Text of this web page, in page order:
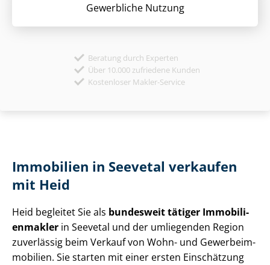
Gewerbliche Nutzung
Beratung durch Experten
Über 10.000 zufriedene Kunden
Kostenloser Makler-Service
Immobilien in Seevetal verkaufen
mit Heid
Heid begleitet Sie als bundesweit tätiger Im­mo­bi­li­
en­mak­ler in Seevetal und der umliegenden Region
zuverlässig beim Verkauf von Wohn- und Ge­wer­be­im­
mo­bi­li­en. Sie starten mit einer ersten Einschätzung